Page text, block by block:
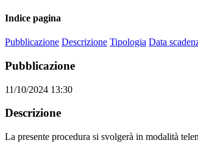
Indice pagina
Pubblicazione Descrizione Tipologia Data
Pubblicazione
11/10/2024 13:30
Descrizione
La presente procedura si svolgerà in modalità